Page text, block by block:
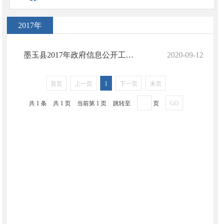
2017年
2020-09-12
墨玉县2017年政府信息公开工作年度报告
首页 上一页 1 下一页 末页
共 1 条 共 1 页 当前第 1 页 跳转至 页 GO